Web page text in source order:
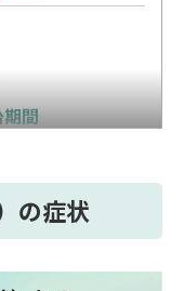
間
医師の指示を守
の症状